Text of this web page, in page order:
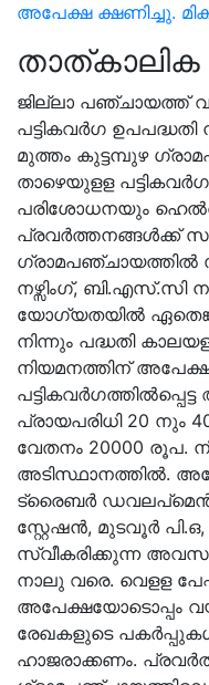
അപേക്ഷ ക്ഷണിച്ചു.
താത്കാലിക
ജില്ലാ പഞ്ചായത്ത്
പട്ടികവര്‍ഗ
മുത്തം കുട്ടമ്പുഴ
താഴെയുളള
പരിശോധനയും
പ്രവര്‍ത്തനങ്ങൾക്ക്
ഗ്രാമപഞ്ചായത്തില്‍
നഴ്സിംഗ്, ബി.എസ്.സി
യോഗ്യതയില്‍
നിന്നും പദ്ധതി
നിയമനത്തിന്
പ്രായപരിധി 20 നും
വേതനം 20000 രൂപ.
അടിസ്ഥാനത്തില്‍.
ട്രൈബര്‍
സ്റ്റേഷന്‍, മുടവൂര്‍
സ്വീകരിക്കുന്ന
നാലു വരെ. വെളള
അപേക്ഷയോടൊപ്പം
രേഖകളുടെ
ഹാജരാക്കണം.